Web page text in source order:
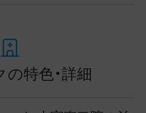
特色・詳細